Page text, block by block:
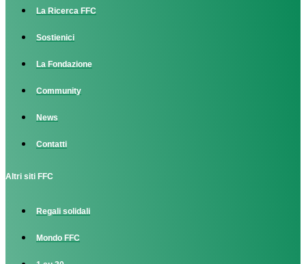
La Ricerca FFC
Sostienici
La Fondazione
Community
News
Contatti
Altri siti FFC
Regali solidali
Mondo FFC